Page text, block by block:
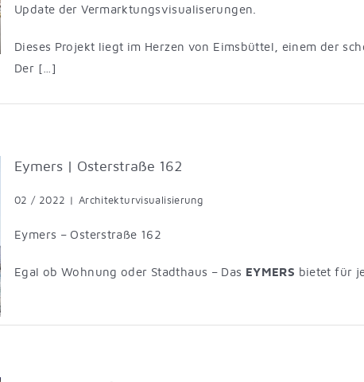
Update der Vermarktungsvisualiserungen.
Dieses Projekt liegt im Herzen von Eimsbüttel, einem der
Der […]
Eymers | Osterstraße 162
02 / 2022 | Architekturvisualisierung
Eymers – Osterstraße 162
Egal ob Wohnung oder Stadthaus – Das EYMERS bietet für